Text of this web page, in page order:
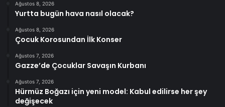
Ağustos 8, 2026
Yurtta bugün hava nasıl olacak?
Ağustos 8, 2026
Çocuk Korosundan İlk Konser
Ağustos 7, 2026
Gazze’de Çocuklar Savaşın Kurbanı
Ağustos 7, 2026
Hürmüz Boğazı için yeni model: Kabul edilirse her şey
değişecek